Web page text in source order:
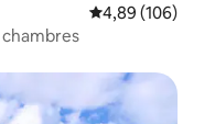
Évaluation
4,89 (106)